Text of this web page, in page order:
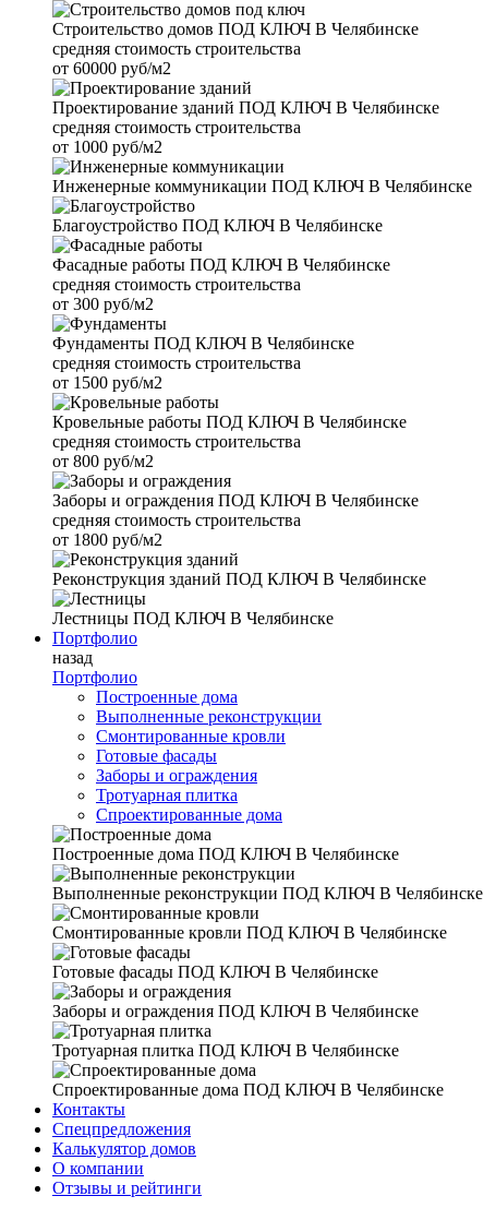
Строительство домов ПОД КЛЮЧ В Челябинске
средняя стоимость строительства
от 60000 руб/м2
Проектирование зданий ПОД КЛЮЧ В Челябинске
средняя стоимость строительства
от 1000 руб/м2
Инженерные коммуникации ПОД КЛЮЧ В Челябинске
Благоустройство ПОД КЛЮЧ В Челябинске
Фасадные работы ПОД КЛЮЧ В Челябинске
средняя стоимость строительства
от 300 руб/м2
Фундаменты ПОД КЛЮЧ В Челябинске
средняя стоимость строительства
от 1500 руб/м2
Кровельные работы ПОД КЛЮЧ В Челябинске
средняя стоимость строительства
от 800 руб/м2
Заборы и ограждения ПОД КЛЮЧ В Челябинске
средняя стоимость строительства
от 1800 руб/м2
Реконструкция зданий ПОД КЛЮЧ В Челябинске
Лестницы ПОД КЛЮЧ В Челябинске
Портфолио
назад
Портфолио
Построенные дома
Выполненные реконструкции
Смонтированные кровли
Готовые фасады
Заборы и ограждения
Тротуарная плитка
Спроектированные дома
Построенные дома ПОД КЛЮЧ В Челябинске
Выполненные реконструкции ПОД КЛЮЧ В Челябинске
Смонтированные кровли ПОД КЛЮЧ В Челябинске
Готовые фасады ПОД КЛЮЧ В Челябинске
Заборы и ограждения ПОД КЛЮЧ В Челябинске
Тротуарная плитка ПОД КЛЮЧ В Челябинске
Спроектированные дома ПОД КЛЮЧ В Челябинске
Контакты
Спецпредложения
Калькулятор домов
О компании
Отзывы и рейтинги